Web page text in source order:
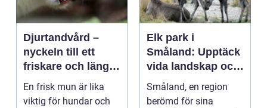
Djurtandvård –
nyckeln till ett
friskare och längre
liv för hund och
katt
En frisk mun är lika
viktig för hundar och
Elk park i
Småland: Upptäck
vida landskap och
majestätiska älgar
Småland, en region
berömd för sina